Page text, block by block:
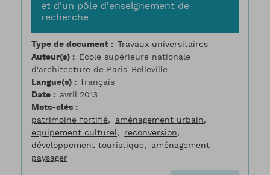
et d'un pôle d'enseignement de
recherche
Type de document
Travaux universitaires
Auteur(s)
Ecole supérieure nationale
d'architecture de Paris-Belleville
Langue(s)
français
Date
avril 2013
Mots-clés
patrimoine fortifié
aménagement urbain
équipement culturel
reconversion
développement touristique
aménagement
paysager